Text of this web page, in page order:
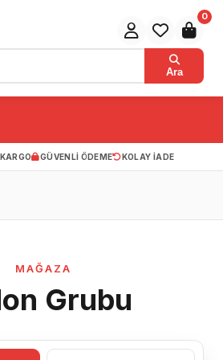
Ara
0
GÜVENLI ÖDEME KOLAY IADE
MAĞAZA
Grubu